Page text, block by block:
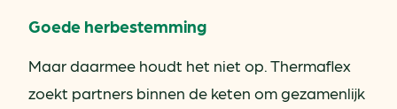
Goede herbestemming
Maar daarmee houdt het niet op. Thermaflex
zoekt partners binnen de keten om gezamenlijk